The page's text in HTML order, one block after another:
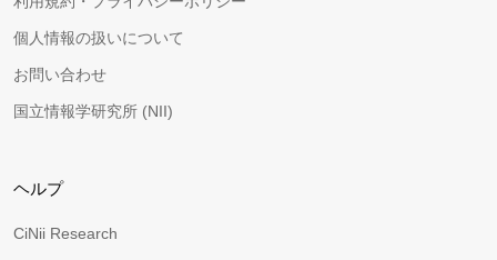
個人情報の扱いについて
お問い合わせ
国立情報学研究所 (NII)
ヘルプ
CiNii Research